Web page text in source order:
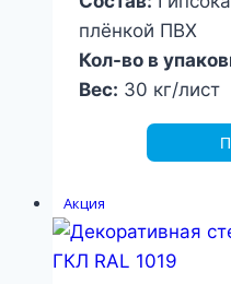
плёнкой ПВХ
Кол-во в
Вес: 30 кг/лист
Акция